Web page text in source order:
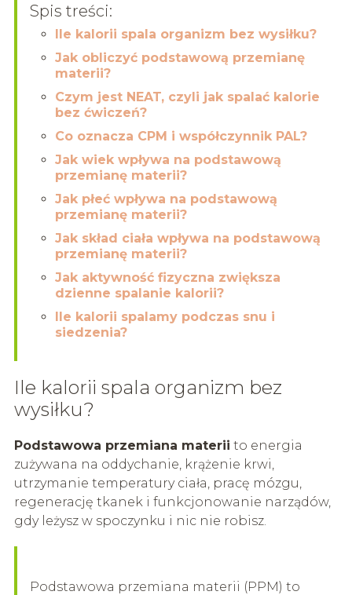
Spis treści:
Ile kalorii spala organizm bez wysiłku?
Jak obliczyć podstawową przemianę
materii?
Czym jest NEAT, czyli jak spalać kalorie
bez ćwiczeń?
Co oznacza CPM i współczynnik PAL?
Jak wiek wpływa na podstawową
przemianę materii?
Jak płeć wpływa na podstawową
przemianę materii?
Jak skład ciała wpływa na podstawową
przemianę materii?
Jak aktywność fizyczna zwiększa
dzienne spalanie kalorii?
Ile kalorii spalamy podczas snu i
siedzenia?
Ile kalorii spala organizm bez
wysiłku?
Podstawowa przemiana materii to energia
zużywana na oddychanie, krążenie krwi,
utrzymanie temperatury ciała, pracę mózgu,
regenerację tkanek i funkcjonowanie narządów,
gdy leżysz w spoczynku i nic nie robisz.
Podstawowa przemiana materii (PPM) to